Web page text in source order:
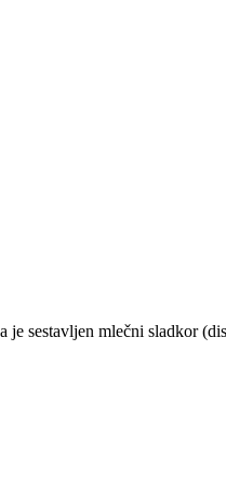
sestavljen mlečni sladkor